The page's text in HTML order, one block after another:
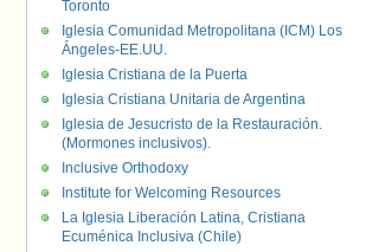
Toronto
Iglesia Comunidad Metropolitana (ICM) Los
Ángeles-EE.UU.
Iglesia Cristiana de la Puerta
Iglesia Cristiana Unitaria de Argentina
Iglesia de Jesucristo de la Restauración.
(Mormones inclusivos).
Inclusive Orthodoxy
Institute for Welcoming Resources
La Iglesia Liberación Latina, Cristiana
Ecuménica Inclusiva (Chile)